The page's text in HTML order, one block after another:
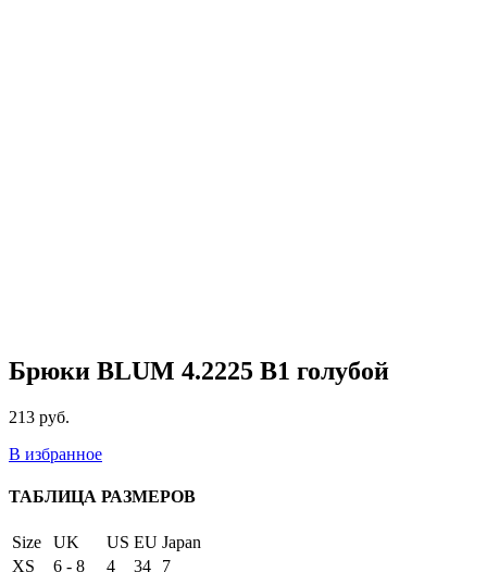
Брюки BLUM 4.2225 B1 голубой
213 руб.
В избранное
ТАБЛИЦА РАЗМЕРОВ
Size UK US EU Japan
XS
6 - 8 4 34
7